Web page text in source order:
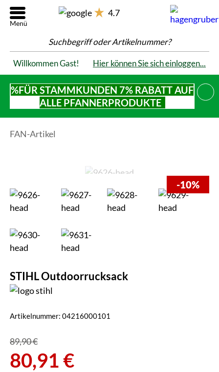
4.7
Suchbegriff oder Artikelnummer?
Willkommen Gast! Hier können Sie sich einloggen...
%FÜR STAMMKUNDEN 7% RABATT AUF
ALLE PFANNERPRODUKTE
FAN-Artikel
STIHL Outdoorrucksack
Artikelnummer: 04216000101
89,90 €
80,91 €
-10%